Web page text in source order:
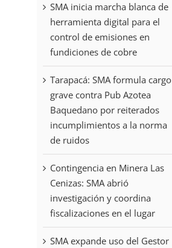
SMA inicia marcha blanca de
herramienta digital para el
control de emisiones en
fundiciones de cobre
Tarapacá: SMA formula cargo
grave contra Pub Azotea
Baquedano por reiterados
incumplimientos a la norma
de ruidos
Contingencia en Minera Las
Cenizas: SMA abrió
investigación y coordina
fiscalizaciones en el lugar
SMA expande uso del Gestor